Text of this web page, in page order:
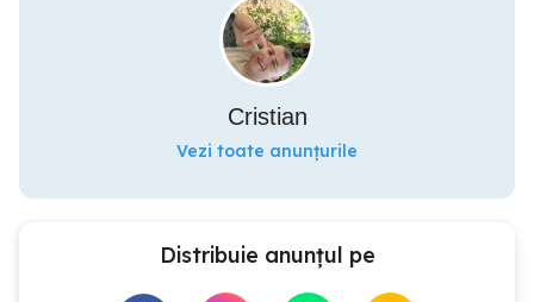
Cristian
Vezi toate anunțurile
Distribuie anunțul pe